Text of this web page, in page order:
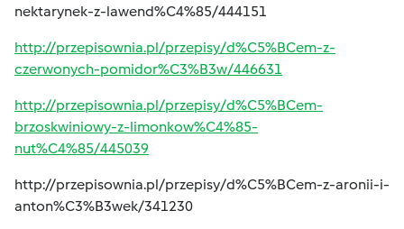
nektarynek-z-lawend%C4%85/444151
http://przepisownia.pl/przepisy/d%C5%BCem-z-
czerwonych-pomidor%C3%B3w/446631
http://przepisownia.pl/przepisy/d%C5%BCem-
brzoskwiniowy-z-limonkow%C4%85-
nut%C4%85/445039
http://przepisownia.pl/przepisy/d%C5%BCem-z-aronii-i-
anton%C3%B3wek/341230